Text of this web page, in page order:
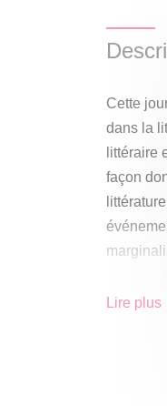
Cette
dans la
littéraire
façon
des
des
Lire plus